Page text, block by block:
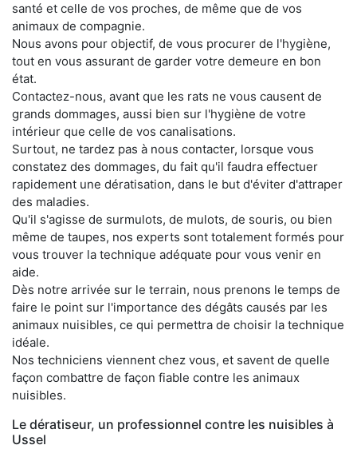
santé et celle de vos proches, de même que de vos
animaux de compagnie.
Nous avons pour objectif, de vous procurer de l'hygiène,
tout en vous assurant de garder votre demeure en bon
état.
Contactez-nous, avant que les rats ne vous causent de
grands dommages, aussi bien sur l'hygiène de votre
intérieur que celle de vos canalisations.
Surtout, ne tardez pas à nous contacter, lorsque vous
constatez des dommages, du fait qu'il faudra effectuer
rapidement une dératisation, dans le but d'éviter d'attraper
des maladies.
Qu'il s'agisse de surmulots, de mulots, de souris, ou bien
même de taupes, nos experts sont totalement formés pour
vous trouver la technique adéquate pour vous venir en
aide.
Dès notre arrivée sur le terrain, nous prenons le temps de
faire le point sur l'importance des dégâts causés par les
animaux nuisibles, ce qui permettra de choisir la technique
idéale.
Nos techniciens viennent chez vous, et savent de quelle
façon combattre de façon fiable contre les animaux
nuisibles.
Le dératiseur, un professionnel contre les nuisibles à
Ussel